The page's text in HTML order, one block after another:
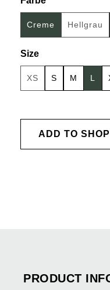
Creme Hellgrau
(This
Select
Size
XS(This option is
S M L
ADD TO
PRODUCT